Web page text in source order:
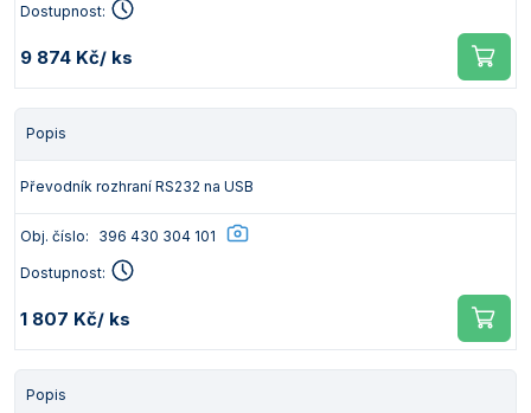
Dostupnost:
9 874 Kč/ ks
Popis
Převodník rozhraní RS232 na USB
Obj. číslo: 396 430 304 101
Dostupnost:
1 807 Kč/ ks
Popis